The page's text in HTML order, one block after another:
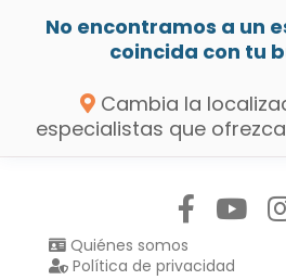
No encontramos a un
coincida con tu
Cambia la
especialistas que
Quiénes somos
Política de privacidad